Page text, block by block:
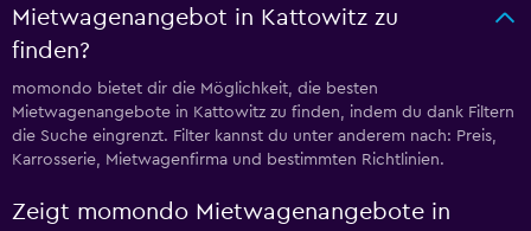
Mietwagenangebot in Kattowitz zu
finden?
momondo bietet dir die Möglichkeit, die besten
Mietwagenangebote in Kattowitz zu finden, indem du dank Filtern
die Suche eingrenzt. Filter kannst du unter anderem nach: Preis,
Karrosserie, Mietwagenfirma und bestimmten Richtlinien.
Zeigt momondo Mietwagenangebote in